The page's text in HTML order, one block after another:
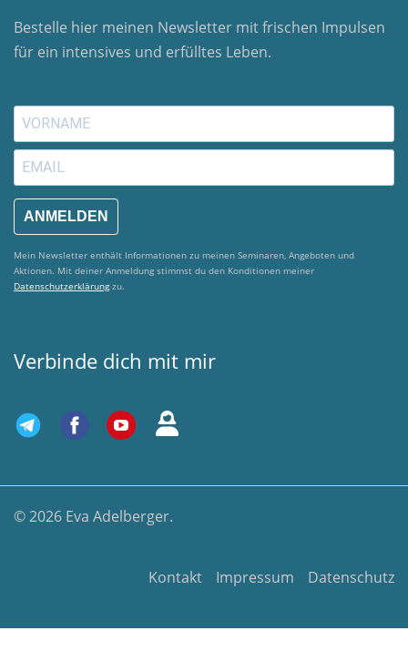
Bestelle hier meinen Newsletter mit frischen Impulsen
für ein intensives und erfülltes Leben.
ANMELDEN
Mein Newsletter enthält Informationen zu meinen Seminaren, Angeboten und
Aktionen. Mit deiner Anmeldung stimmst du den Konditionen meiner
Datenschutzerklärungzu.
Verbinde dich mit mir
© 2026 Eva Adelberger.
Datenschutz
Impressum
Kontakt